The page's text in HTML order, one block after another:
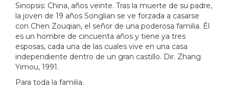
Sinopsis: China, años veinte. Tras la muerte de su padre,
la joven de 19 años Songlian se ve forzada a casarse
con Chen Zouqian, el señor de una poderosa familia. Él
es un hombre de cincuenta años y tiene ya tres
esposas, cada una de las cuales vive en una casa
independiente dentro de un gran castillo. Dir. Zhang
Yimou, 1991.
Para toda la familia.